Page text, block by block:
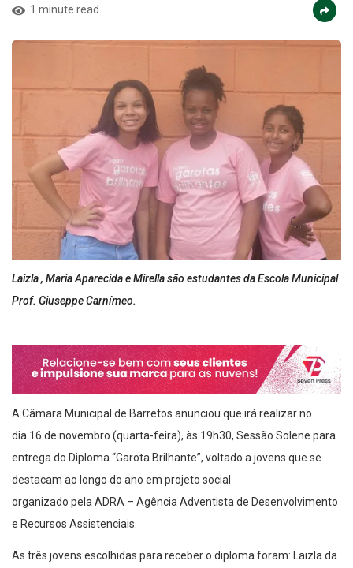
1 minute read
Laizla , Maria Aparecida e Mirella são estudantes da Escola Municipal
Prof. Giuseppe Carnímeo.
A Câmara Municipal de Barretos anunciou que irá realizar no
dia 16 de novembro (quarta-feira), às 19h30, Sessão Solene para
entrega do Diploma “Garota Brilhante”, voltado a jovens que se
destacam ao longo do ano em projeto social
organizado pela ADRA – Agência Adventista de Desenvolvimento
e Recursos Assistenciais.
As três jovens escolhidas para receber o diploma foram: Laizla da